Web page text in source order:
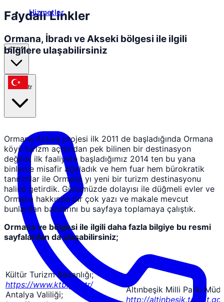
Hizmetler
₺TRY
tr
Faydalı Linkler
Ormana, İbradı ve Akseki bölgesi ile ilgili
bilgilere ulaşabilirsiniz
Ormana Active projesi ilk 2011 de başladığında Ormana
köyü turizm açısından pek bilinen bir destinasyon
değildi, ilk faaliyete başladığımız 2014 ten bu yana
binlerce misafir ağırladık ve hem fuar hem bürokratik
tanıtımlar ile Ormana yı yeni bir turizm destinasyonu
haline getirdik. Günümüzde dolayısı ile düğmeli evler ve
Ormana hakkında bir çok yazı ve makale mevcut
bunlardan bazılarını bu sayfaya toplamaya çalıştık.
Ormana ve bölgesi ile ilgili daha fazla bilgiye bu resmi
sayfalardan da ulaşabilirsiniz;
Kültür Turizm Bakanlığı;
https://www.ktb.gov.tr/
Antalya Valiliği;
Altınbeşik Milli Parkı
http://